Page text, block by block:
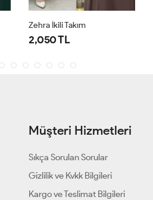
Zehra İkili Takım
2,050 TL
Müşteri Hizmetleri
Sıkça Sorulan Sorular
Gizlilik ve Kvkk Bilgileri
Kargo ve Teslimat Bilgileri